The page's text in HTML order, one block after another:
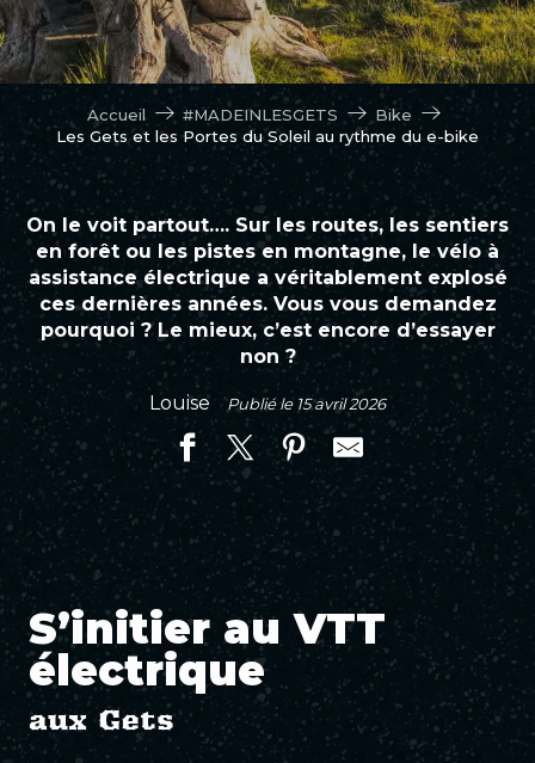
Accueil #MADEINLESGETS
Bike
Les Gets et les Portes du Soleil au rythme du e-bike
On le voit partout…. Sur les routes, les sentiers
en forêt ou les pistes en montagne, le vélo à
assistance électrique a véritablement explosé
ces dernières années. Vous vous demandez
pourquoi ? Le mieux, c’est encore d’essayer
non ?
Louise Publié le 15 avril 2026
S’initier au VTT
électrique
aux Gets